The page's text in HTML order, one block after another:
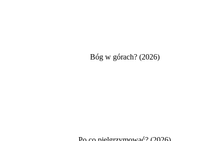
Bóg w górach? (2026)